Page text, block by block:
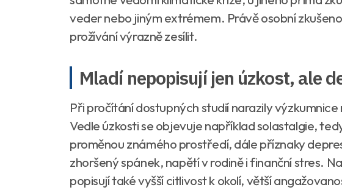
veder nebo jiným extrémem. Právě osobní
prožívání výrazně zesílit.
Mladí nepopisují jen úzkost, ale
Při pročítání dostupných studií narazily
Vedle úzkosti se objevuje například solastalgie,
proměnou známého prostředí, dále příznaky
zhoršený spánek, napětí v rodině i finanční stres.
popisují také vyšší citlivost k okolí, větší